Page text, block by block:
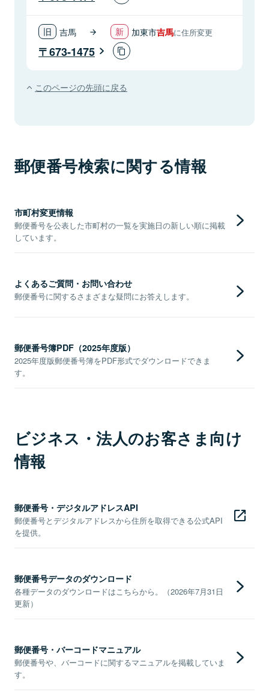
吉馬 加東市吉馬に住所変更
673-1475
このページの先頭に戻る
郵便番号検索に関する情報
市町村変更情報
郵便番号を公表した市町村の一覧を実施日の新しい順に掲載
しています。
よくあるご質問・お問い合わせ
郵便番号に関するさまざまな疑問にお答えします。
郵便番号簿PDF（2025年度版）
2025年度版郵便番号簿をPDF形式でダウンロードできま
す。
ビジネス・法人のお客さま向け
情報
郵便番号・デジタルアドレスAPI
郵便番号とデジタルアドレスから住所を取得できる公式API
を提供。
郵便番号データのダウンロード
各種データのダウンロードはこちらから。（2026年7月31日
更新）
郵便番号・バーコードマニュアル
郵便番号や、バーコードに関するマニュアルを掲載していま
す。